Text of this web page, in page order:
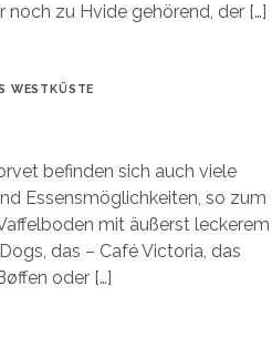
noch zu Hvide gehörend, der […]
WESTKÜSTE
befinden sich auch viele
Essensmöglichkeiten, so zum
mit äußerst leckerem
das – Café Victoria, das
oder […]